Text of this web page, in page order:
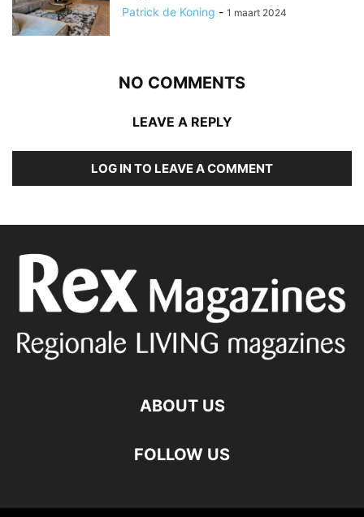
Patrick de Koning - 1 maart 2024
NO COMMENTS
LEAVE A REPLY
LOG IN TO LEAVE A COMMENT
ABOUT US
FOLLOW US